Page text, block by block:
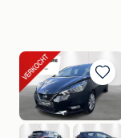
in
Mijn